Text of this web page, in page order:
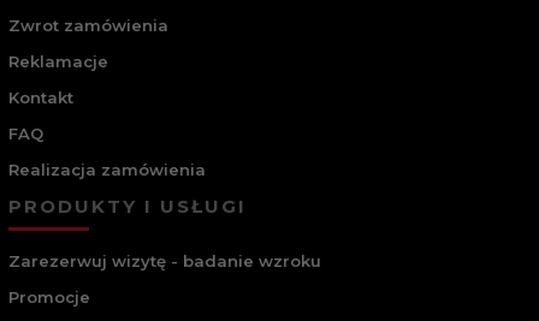
Zwrot zamówienia
Reklamacje
Kontakt
FAQ
Realizacja zamówienia
PRODUKTY I USŁUGI
Zarezerwuj wizytę - badanie wzroku
Promocje